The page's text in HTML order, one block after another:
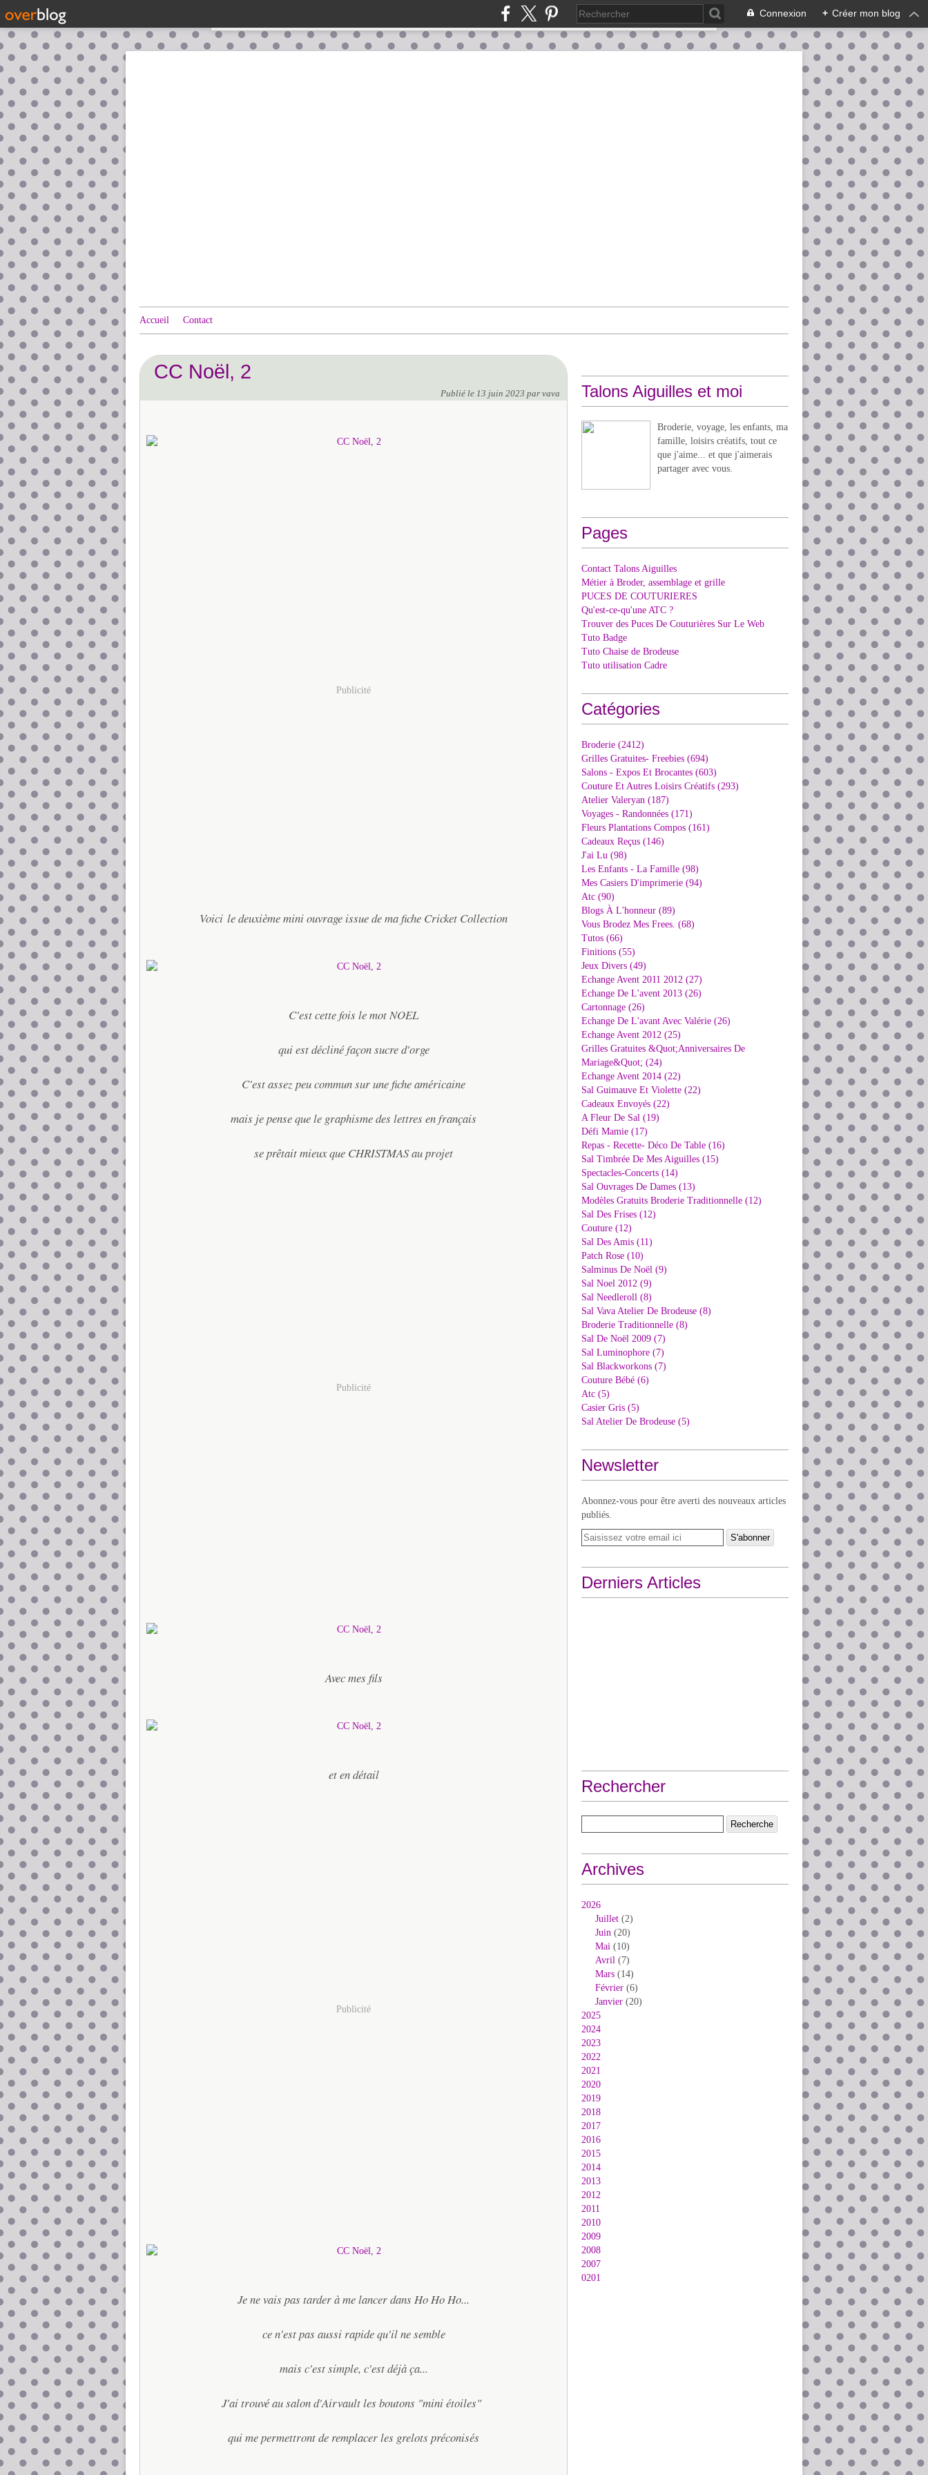
Connexion + Créer mon blog
Accueil Contact
CC Noël, 2
Publié le 13 juin 2023 par vava
Publicité
Voici le deuxième mini ouvrage issue de ma fiche Cricket Collection
C'est cette fois le mot NOEL
qui est décliné façon sucre d'orge
C'est assez peu commun sur une fiche américaine
mais je pense que le graphisme des lettres en français
se prêtait mieux que CHRISTMAS au projet
Publicité
Avec mes fils
et en détail
Publicité
Je ne vais pas tarder à me lancer dans Ho Ho Ho...
ce n'est pas aussi rapide qu'il ne semble
mais c'est simple, c'est déjà ça...
J'ai trouvé au salon d'Airvault les boutons "mini étoiles"
qui me permettront de remplacer les grelots préconisés
Talons Aiguilles et moi
Broderie, voyage, les enfants, ma
famille, loisirs créatifs, tout ce
que j'aime... et que j'aimerais
partager avec vous.
Pages
Contact Talons Aiguilles
Métier à Broder, assemblage et grille
PUCES DE COUTURIERES
Qu'est-ce-qu'une ATC ?
Trouver des Puces De Couturières Sur Le Web
Tuto Badge
Tuto Chaise de Brodeuse
Tuto utilisation Cadre
Catégories
Broderie (2412)
Grilles Gratuites- Freebies (694)
Salons - Expos Et Brocantes (603)
Couture Et Autres Loisirs Créatifs (293)
Atelier Valeryan (187)
Voyages - Randonnées (171)
Fleurs Plantations Compos (161)
Cadeaux Reçus (146)
J'ai Lu (98)
Les Enfants - La Famille (98)
Mes Casiers D'imprimerie (94)
Atc (90)
Blogs À L'honneur (89)
Vous Brodez Mes Frees. (68)
Tutos (66)
Finitions (55)
Jeux Divers (49)
Echange Avent 2011 2012 (27)
Echange De L'avent 2013 (26)
Cartonnage (26)
Echange De L'avant Avec Valérie (26)
Echange Avent 2012 (25)
Grilles Gratuites &Quot;Anniversaires De
Mariage&Quot; (24)
Echange Avent 2014 (22)
Sal Guimauve Et Violette (22)
Cadeaux Envoyés (22)
A Fleur De Sal (19)
Défi Mamie (17)
Repas - Recette- Déco De Table (16)
Sal Timbrée De Mes Aiguilles (15)
Spectacles-Concerts (14)
Sal Ouvrages De Dames (13)
Modèles Gratuits Broderie Traditionnelle (12)
Sal Des Frises (12)
Couture (12)
Sal Des Amis (11)
Patch Rose (10)
Salminus De Noël (9)
Sal Noel 2012 (9)
Sal Needleroll (8)
Sal Vava Atelier De Brodeuse (8)
Broderie Traditionnelle (8)
Sal De Noël 2009 (7)
Sal Luminophore (7)
Sal Blackworkons (7)
Couture Bébé (6)
Atc (5)
Casier Gris (5)
Sal Atelier De Brodeuse (5)
Newsletter
Abonnez-vous pour être averti des nouveaux articles
publiés.
Derniers Articles
Rechercher
Archives
2026
Juillet (2)
Juin (20)
Mai (10)
Avril (7)
Mars (14)
Février (6)
Janvier (20)
2025
2024
2023
2022
2021
2020
2019
2018
2017
2016
2015
2014
2013
2012
2011
2010
2009
2008
2007
0201